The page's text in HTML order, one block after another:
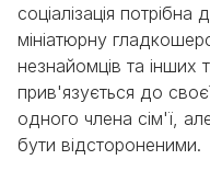
соціалізація
мініатюрну
незнайомців та інших
прив'язується до
одного члена сім'ї,
бути відстороненими.